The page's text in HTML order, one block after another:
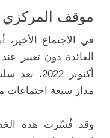
موقف المركزي
في الاجتماع الأخير،
أكتوبر
مدار سبعة اجتماعات
وقد فُسّرت هذه